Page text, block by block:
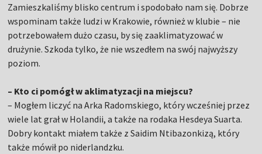
Zamieszkaliśmy blisko centrum i spodobało nam się. Dobrze
wspominam także ludzi w Krakowie, również w klubie – nie
potrzebowałem dużo czasu, by się zaaklimatyzować w
drużynie. Szkoda tylko, że nie wszedłem na swój najwyższy
poziom.
– Kto ci pomógł w aklimatyzacji na miejscu?
– Mogłem liczyć na Arka Radomskiego, który wcześniej przez
wiele lat grał w Holandii, a także na rodaka Hesdeya Suarta.
Dobry kontakt miałem także z Saidim Ntibazonkizą, który
także mówił po niderlandzku.